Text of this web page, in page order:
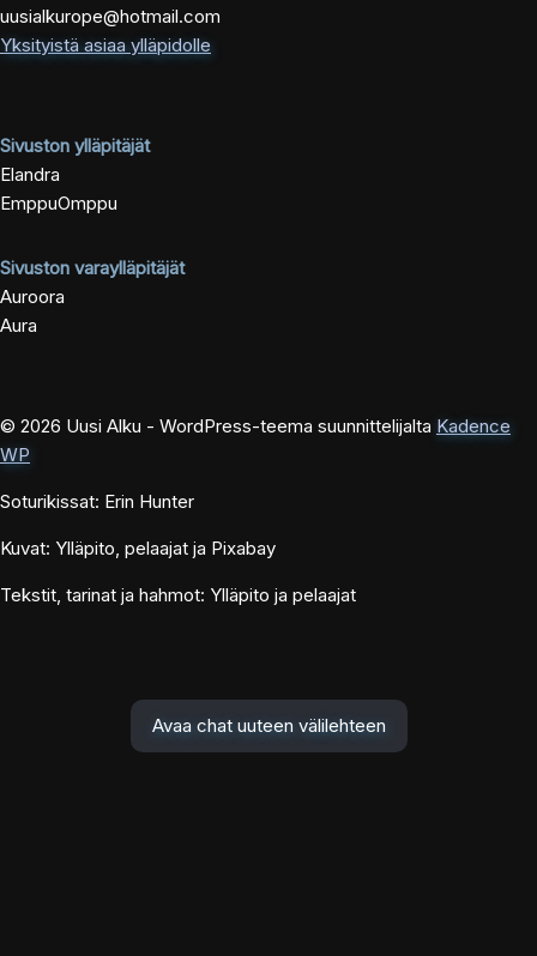
uusialkurope@hotmail.com
Yksityistä asiaa ylläpidolle
Sivuston ylläpitäjät
Elandra
EmppuOmppu
Sivuston varaylläpitäjät
Auroora
Aura
© 2026 Uusi Alku - WordPress-teema suunnittelijalta Kadence
WP
Soturikissat: Erin Hunter
Kuvat: Ylläpito, pelaajat ja Pixabay
Tekstit, tarinat ja hahmot: Ylläpito ja pelaajat
Avaa chat uuteen välilehteen